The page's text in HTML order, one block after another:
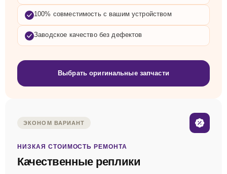
100% совместимость с вашим устройством
Заводское качество без дефектов
Выбрать оригинальные запчасти
ЭКОНОМ ВАРИАНТ
НИЗКАЯ СТОИМОСТЬ РЕМОНТА
Качественные реплики